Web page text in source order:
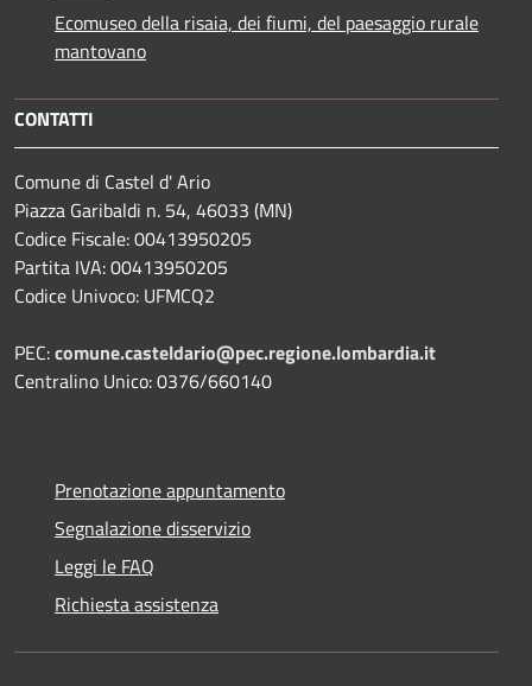
Ecomuseo della risaia, dei fiumi, del paesaggio rurale
mantovano
CONTATTI
Comune di Castel d' Ario
Piazza Garibaldi n. 54, 46033 (MN)
Codice Fiscale: 00413950205
Partita IVA: 00413950205
Codice Univoco: UFMCQ2
PEC:comune.casteldario@pec.regione.lombardia.it
Centralino Unico: 0376/660140
Prenotazione appuntamento
Segnalazione disservizio
Leggi le FAQ
Richiesta assistenza